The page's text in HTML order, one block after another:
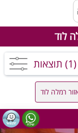
לוד
(1) תוצאות
רמלה לוד